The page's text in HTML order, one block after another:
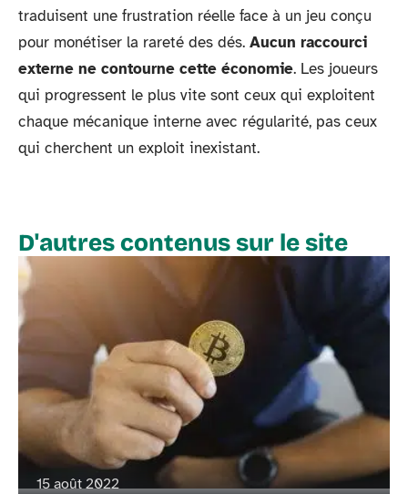
traduisent une frustration réelle face à un jeu conçu
pour monétiser la rareté des dés. Aucun raccourci
externe ne contourne cette économie. Les joueurs
qui progressent le plus vite sont ceux qui exploitent
chaque mécanique interne avec régularité, pas ceux
qui cherchent un exploit inexistant.
D'autres contenus sur le site
15 août 2022